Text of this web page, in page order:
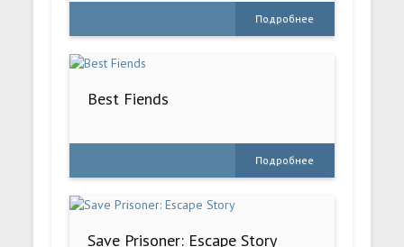
Подробнее
Best Fiends
Подробнее
Save Prisoner: Escape Story